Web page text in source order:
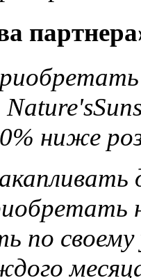
ниже
по